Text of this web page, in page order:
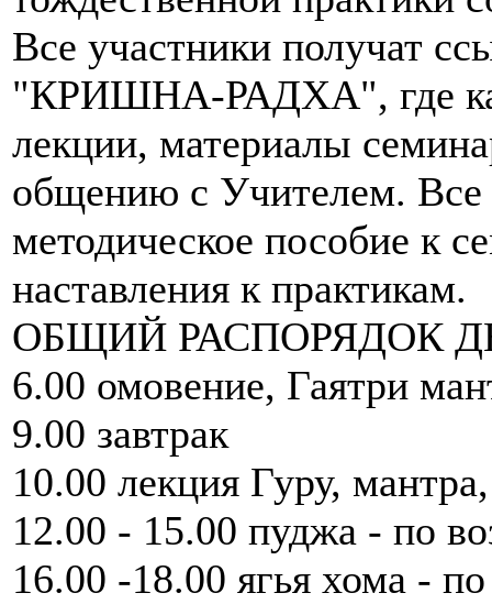
Все участники получат
"КРИШНА-РАДХА", где
лекции, материалы
общению с Учителем. Все
методическое пособие к
наставления к практикам.
ОБЩИЙ РАСПОРЯДОК
6.00 омовение, Гаятри
9.00 завтрак
10.00 лекция Гуру,
12.00 - 15.00 пуджа - по
16.00 -18.00 ягья хома -